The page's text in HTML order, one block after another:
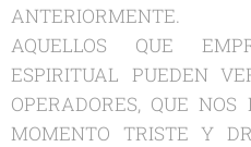
ANTERIORMENTE.
AQUELLOS QUE
ESPIRITUAL PUEDEN
OPERADORES, QUE
MOMENTO TRISTE Y